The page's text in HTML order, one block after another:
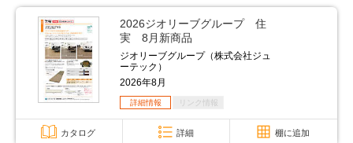
2026ジオリーブグループ 住
実 8月新商品
ジオリーブグループ（株式会社ジュ
ーテック）
2026年8月
詳細情報 リンク情報
カタログ 詳細 棚に追加